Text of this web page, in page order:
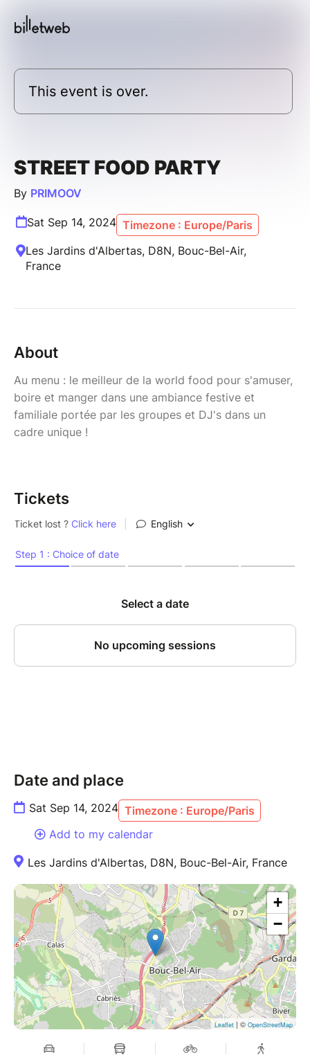
This event is over.
STREET FOOD PARTY
By PRIMOOV
Sat Sep 14, 2024 Timezone : Europe/Paris
Les Jardins d'Albertas, D8N, Bouc-Bel-Air,
France
About
Au menu : le meilleur de la world food pour s'amuser,
boire et manger dans une ambiance festive et
familiale portée par les groupes et DJ's dans un
cadre unique !
Tickets
Date and place
Sat Sep 14, 2024 Timezone : Europe/Paris
Add to my calendar
Les Jardins d'Albertas, D8N, Bouc-Bel-Air, France
+
−
Leaflet | © OpenStreetMap